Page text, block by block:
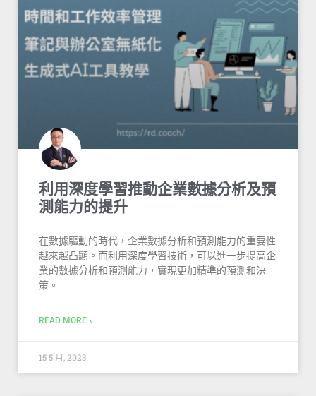
利用深度學習推動企業數據分析及預
測能力的提升
在數據驅動的時代，企業數據分析和預測能力的重要性
越來越凸顯。而利用深度學習技術，可以進一步提高企
業的數據分析和預測能力，實現更加精準的預測和決
策。
READ MORE »
15 5 月, 2023